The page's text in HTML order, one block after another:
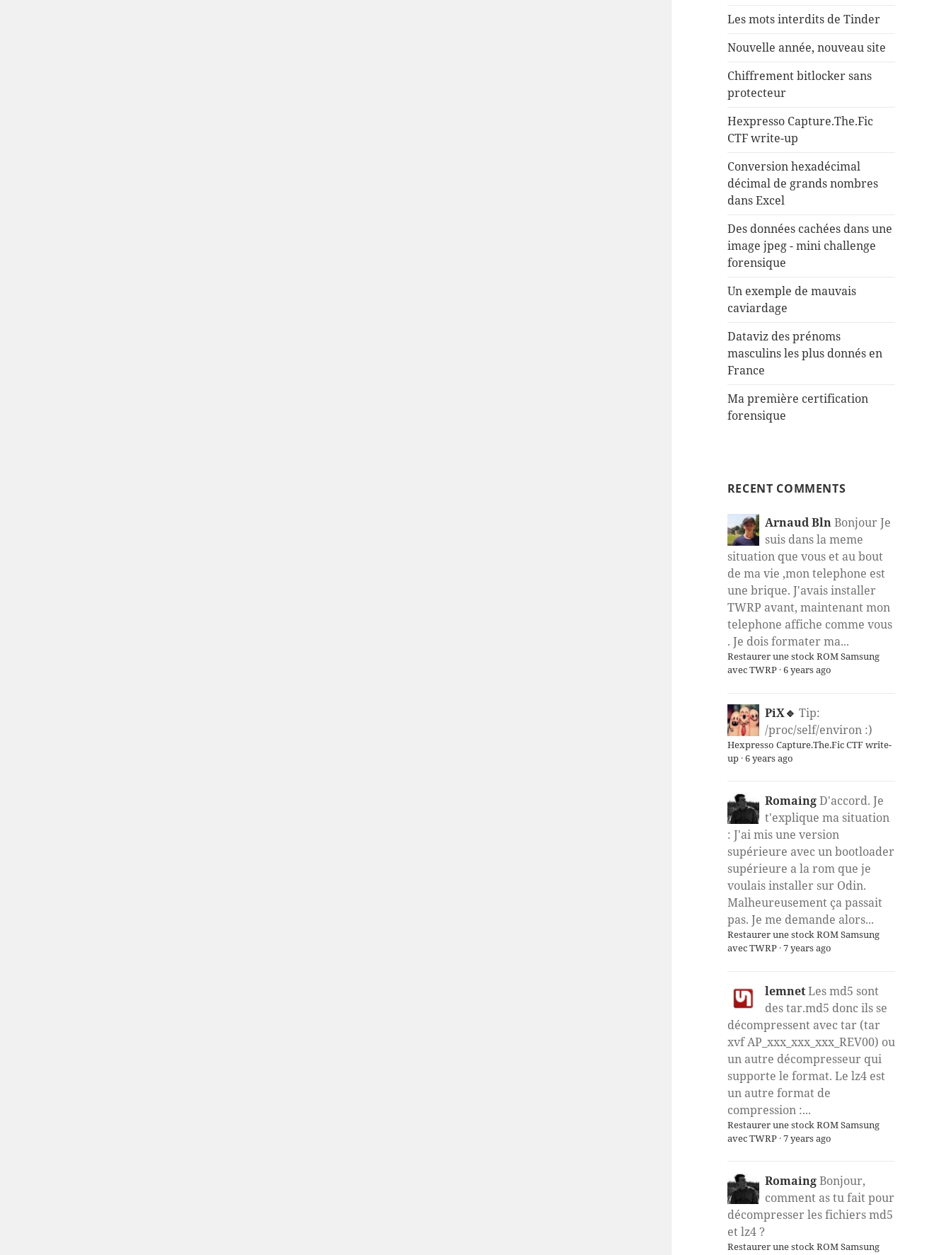
Les mots interdits de Tinder
Nouvelle année, nouveau site
Chiffrement bitlocker sans
protecteur
Hexpresso Capture.The.Fic
CTF write-up
Conversion hexadécimal
décimal de grands nombres
dans Excel
Des données cachées dans une
image jpeg - mini challenge
forensique
Un exemple de mauvais
caviardage
Dataviz des prénoms
masculins les plus donnés en
France
Ma première certification
forensique
RECENT COMMENTS
Arnaud BlnBonjour Je
suis dans la meme
situation que vous et au bout
de ma vie ,mon telephone est
une brique. J'avais installer
TWRP avant, maintenant mon
telephone affiche comme vous
. Je dois formater ma...
Restaurer une stock ROM Samsung
avec TWRP·6 years ago
PiX🔹 Tip:
/proc/self/environ :)
Hexpresso Capture.The.Fic CTF write-
up·6 years ago
RomaingD'accord. Je
t'explique ma situation
: J'ai mis une version
supérieure avec un bootloader
supérieure a la rom que je
voulais installer sur Odin.
Malheureusement ça passait
pas. Je me demande alors...
Restaurer une stock ROM Samsung
avec TWRP·7 years ago
lemnetLes md5 sont
des tar.md5 donc ils se
décompressent avec tar (tar
xvf AP_xxx_xxx_xxx_REV00) ou
un autre décompresseur qui
supporte le format. Le lz4 est
un autre format de
compression :...
Restaurer une stock ROM Samsung
avec TWRP·7 years ago
RomaingBonjour,
comment as tu fait pour
décompresser les fichiers md5
et lz4 ?
Restaurer une stock ROM Samsung